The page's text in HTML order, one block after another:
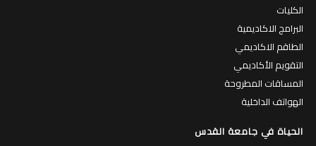
الكليات
البرامج الاكاديمية
الطاقم الاكاديمي
التقويم الأكاديمي
المساقات المطروحة
الهواتف الداخلية
الحياة في جامعة القدس